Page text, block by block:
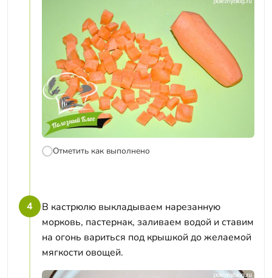
Отметить как выполнено
4
В кастрюлю выкладываем нарезанную
морковь, пастернак, заливаем водой и ставим
на огонь вариться под крышкой до желаемой
мягкости овощей.